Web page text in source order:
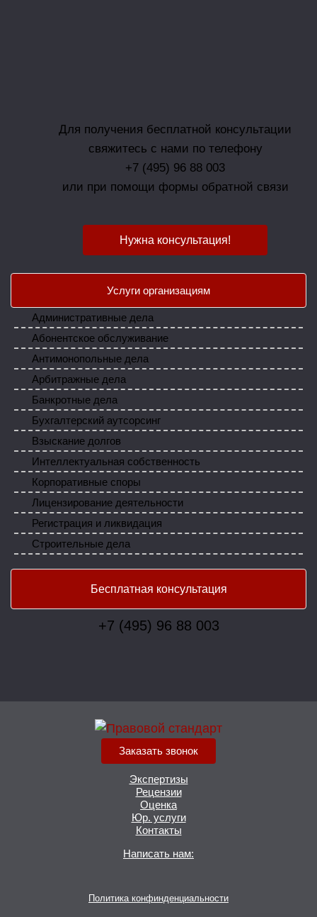
Для получения бесплатной консультации
свяжитесь с нами по телефону
+7 (495) 96 88 003
или при помощи формы обратной связи
Нужна консультация!
Услуги организациям
Административные дела
Абонентское обслуживание
Антимонопольные дела
Арбитражные дела
Банкротные дела
Бухгалтерский аутсорсинг
Взыскание долгов
Интеллектуальная собственность
Корпоративные споры
Лицензирование деятельности
Регистрация и ликвидация
Строительные дела
Бесплатная консультация
+7 (495) 96 88 003
Заказать звонок
Экспертизы
Рецензии
Оценка
Юр. услуги
Контакты
Написать нам:
Политика конфинденциальности